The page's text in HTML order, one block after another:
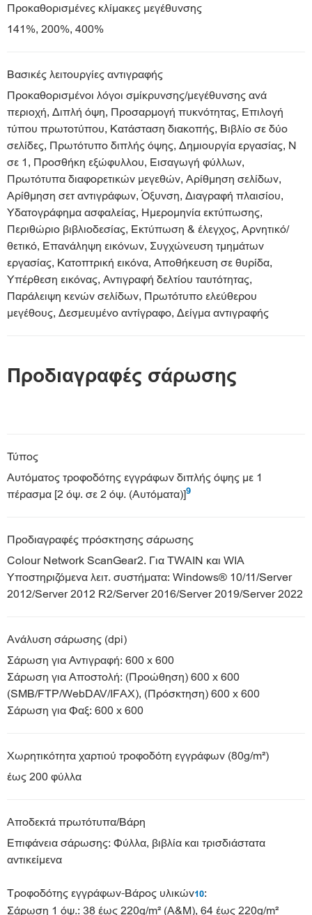
Προκαθορισμένες κλίμακες μεγέθυνσης
141%, 200%, 400%
Βασικές λειτουργίες αντιγραφής
Προκαθορισμένοι λόγοι σμίκρυνσης/μεγέθυνσης ανά
περιοχή, Διπλή όψη, Προσαρμογή πυκνότητας, Επιλογή
τύπου πρωτοτύπου, Κατάσταση διακοπής, Βιβλίο σε δύο
σελίδες, Πρωτότυπο διπλής όψης, Δημιουργία εργασίας, Ν
σε 1, Προσθήκη εξώφυλλου, Εισαγωγή φύλλων,
Πρωτότυπα διαφορετικών μεγεθών, Αρίθμηση σελίδων,
Αρίθμηση σετ αντιγράφων, Όξυνση, Διαγραφή πλαισίου,
Υδατογράφημα ασφαλείας, Ημερομηνία εκτύπωσης,
Περιθώριο βιβλιοδεσίας, Εκτύπωση & έλεγχος, Αρνητικό/
θετικό, Επανάληψη εικόνων, Συγχώνευση τμημάτων
εργασίας, Κατοπτρική εικόνα, Αποθήκευση σε θυρίδα,
Υπέρθεση εικόνας, Αντιγραφή δελτίου ταυτότητας,
Παράλειψη κενών σελίδων, Πρωτότυπο ελεύθερου
μεγέθους, Δεσμευμένο αντίγραφο, Δείγμα αντιγραφής
Προδιαγραφές σάρωσης
Τύπος
Αυτόματος τροφοδότης εγγράφων διπλής όψης με 1
πέρασμα [2 όψ. σε 2 όψ. (Αυτόματα)]9
Προδιαγραφές πρόσκτησης σάρωσης
Colour Network ScanGear2. Για TWAIN και WIA
Υποστηριζόμενα λειτ. συστήματα: Windows® 10/11/Server
2012/Server 2012 R2/Server 2016/Server 2019/Server 2022
Ανάλυση σάρωσης (dpi)
Σάρωση για Αντιγραφή: 600 x 600
Σάρωση για Αποστολή: (Προώθηση) 600 x 600
(SMB/FTP/WebDAV/IFAX), (Πρόσκτηση) 600 x 600
Σάρωση για Φαξ: 600 x 600
Χωρητικότητα χαρτιού τροφοδότη εγγράφων (80g/m²)
έως 200 φύλλα
Αποδεκτά πρωτότυπα/Βάρη
Επιφάνεια σάρωσης: Φύλλα, βιβλία και τρισδιάστατα
αντικείμενα
Τροφοδότης εγγράφων-Βάρος υλικών10:
Σάρωση 1 όψ.: 38 έως 220g/m² (Α&Μ), 64 έως 220g/m²